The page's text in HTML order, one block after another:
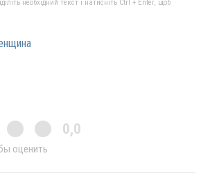
необхідний текст і натисніть Ctrl + Enter, щоб
0,0
оценить